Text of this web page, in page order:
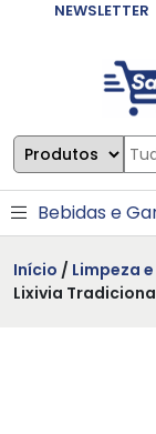
NEWSLETTER
Bebidas e
Início / Limpeza
Lixivia